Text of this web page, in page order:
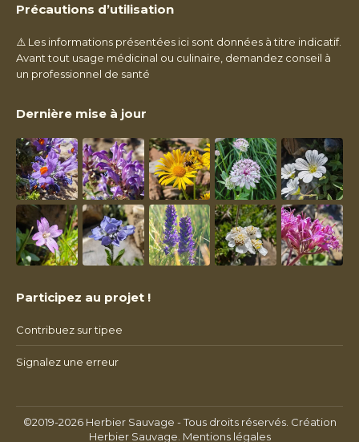
Précautions d’utilisation
⚠️ Les informations présentées ici sont données à titre indicatif.
Avant tout usage médicinal ou culinaire, demandez conseil à
un professionnel de santé
Dernière mise à jour
Participez au projet !
Contribuez sur tipee
Signalez une erreur
©2019-2026 Herbier Sauvage - Tous droits réservés. Création
Herbier Sauvage. Mentions légales